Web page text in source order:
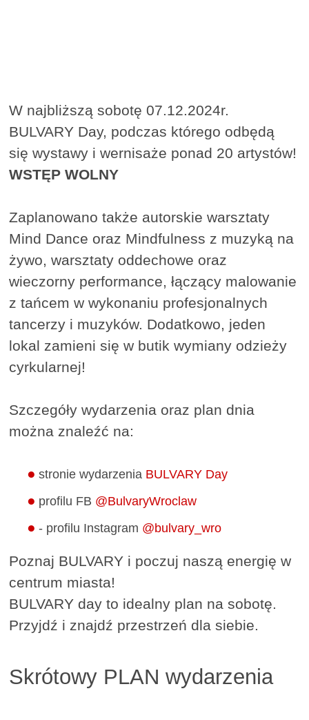
W najbliższą sobotę 07.12.2024r.
BULVARY Day, podczas którego odbędą
się wystawy i wernisaże ponad 20 artystów!
WSTĘP WOLNY
Zaplanowano także autorskie warsztaty
Mind Dance oraz Mindfulness z muzyką na
żywo, warsztaty oddechowe oraz
wieczorny performance, łączący malowanie
z tańcem w wykonaniu profesjonalnych
tancerzy i muzyków. Dodatkowo, jeden
lokal zamieni się w butik wymiany odzieży
cyrkularnej!
Szczegóły wydarzenia oraz plan dnia
można znaleźć na:
stronie wydarzenia BULVARY Day
profilu FB @BulvaryWroclaw
- profilu Instagram @bulvary_wro
Poznaj BULVARY i poczuj naszą energię w
centrum miasta!
BULVARY day to idealny plan na sobotę.
Przyjdź i znajdź przestrzeń dla siebie.
Skrótowy PLAN wydarzenia